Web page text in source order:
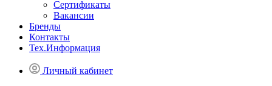
Сертификаты
Вакансии
Бренды
Контакты
Тех.Информация
Личный кабинет